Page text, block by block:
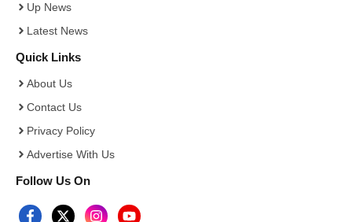
Up News
Latest News
Quick Links
About Us
Contact Us
Privacy Policy
Advertise With Us
Follow Us On